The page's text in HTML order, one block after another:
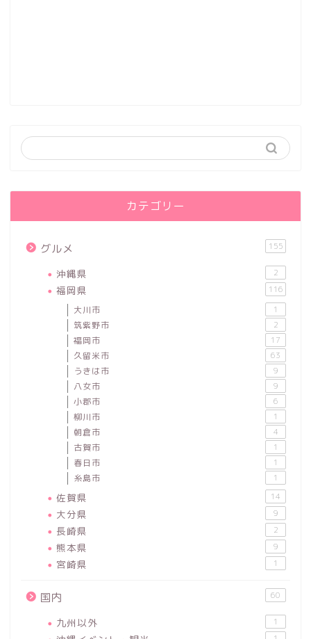
カテゴリー
グルメ 155
沖縄県 2
福岡県 116
大川市 1
筑紫野市 2
福岡市 17
久留米市 63
うきは市 9
八女市 9
小郡市 6
柳川市 1
朝倉市 4
古賀市 1
春日市 1
糸島市 1
佐賀県 14
大分県 9
長崎県 2
熊本県 9
宮崎県 1
国内 60
九州以外 1